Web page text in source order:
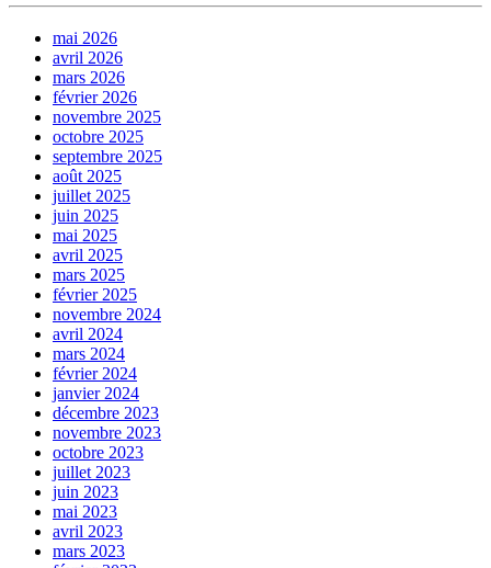
mai 2026
avril 2026
mars 2026
février 2026
novembre 2025
octobre 2025
septembre 2025
août 2025
juillet 2025
juin 2025
mai 2025
avril 2025
mars 2025
février 2025
novembre 2024
avril 2024
mars 2024
février 2024
janvier 2024
décembre 2023
novembre 2023
octobre 2023
juillet 2023
juin 2023
mai 2023
avril 2023
mars 2023